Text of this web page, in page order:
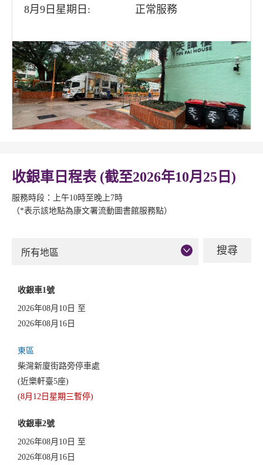
8月9日星期日:
正常服務
收銀車日程表 (截至2026年10月25日)
服務時段：上午10時至晚上7時
（*表示該地點為康文署流動圖書館服務點）
所有地區
收銀車1號
2026年08月10日 至
2026年08月16日
東區
柴灣新廈街路旁停車處
(近樂軒臺5座)
(8月12日星期三暫停)
收銀車2號
2026年08月10日 至
2026年08月16日